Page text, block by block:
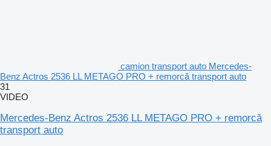
camion transport auto Mercedes-
Benz Actros 2536 LL METAGO PRO + remorcă transport auto
31
VIDEO
Mercedes-Benz Actros 2536 LL METAGO PRO + remorcă
transport auto